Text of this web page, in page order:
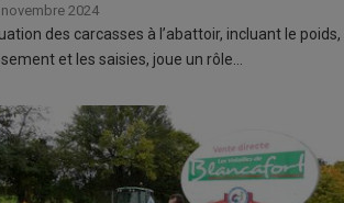
novembre 2024
des carcasses à l’abattoir, incluant le poids,
et les saisies, joue un rôle…